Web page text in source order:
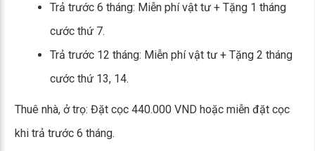
Trả trước 6 tháng: Miễn phí vật tư + Tặng 1 tháng
cước thứ 7.
Trả trước 12 tháng: Miễn phí vật tư + Tặng 2 tháng
cước thứ 13, 14.
Thuê nhà, ở trọ: Đặt cọc 440.000 VND hoặc miễn đặt cọc
khi trả trước 6 tháng.